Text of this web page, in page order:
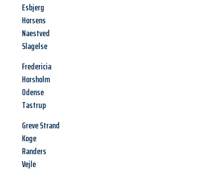
Esbjerg
Horsens
Naestved
Slagelse
Fredericia
Horsholm
Odense
Tastrup
Greve Strand
Koge
Randers
Vejle